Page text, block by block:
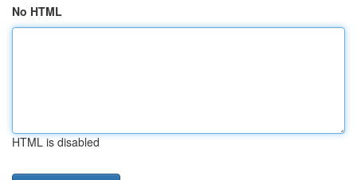
No HTML
HTML is disabled